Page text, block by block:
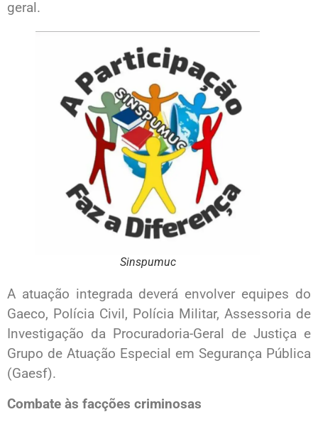
geral.
Sinspumuc
A atuação integrada deverá envolver equipes do
Gaeco, Polícia Civil, Polícia Militar, Assessoria de
Investigação da Procuradoria-Geral de Justiça e
Grupo de Atuação Especial em Segurança Pública
(Gaesf).
Combate às facções criminosas